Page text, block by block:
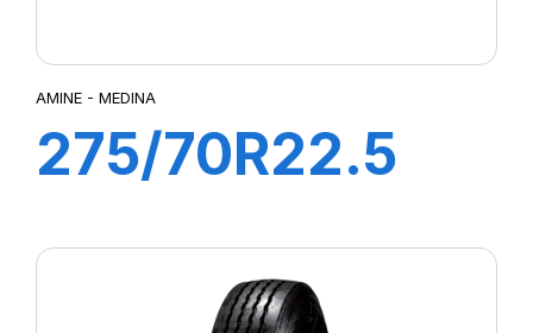
AMINE - MEDINA
275/70R22.5
MEDINA